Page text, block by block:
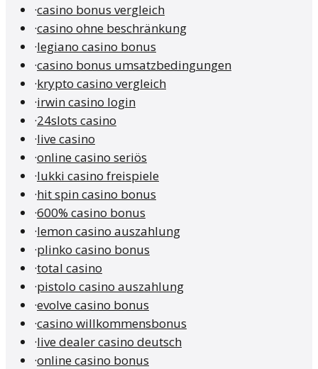
·casino bonus vergleich
·casino ohne beschränkung
·legiano casino bonus
·casino bonus umsatzbedingungen
·krypto casino vergleich
·irwin casino login
·24slots casino
·live casino
·online casino seriös
·lukki casino freispiele
·hit spin casino bonus
·600% casino bonus
·lemon casino auszahlung
·plinko casino bonus
·total casino
·pistolo casino auszahlung
·evolve casino bonus
·casino willkommensbonus
·live dealer casino deutsch
·online casino bonus